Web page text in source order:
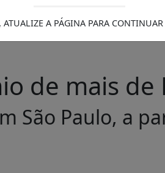
de mais
São Paulo, a
ATUALIZE A PÁGINA PARA